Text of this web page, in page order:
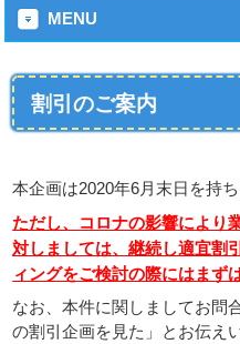
MENU
割引のご案内
本企画は2020年6月末日を持
ただし、コロナの影響により
対しましては、継続し適宜割
ィングをご検討の際にはまず
なお、本件に関しましてお問
の割引企画を見た」とお伝え